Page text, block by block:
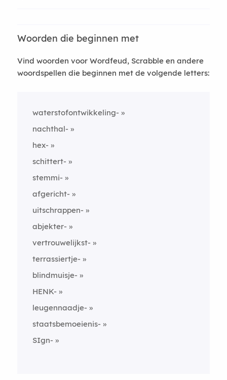
Woorden die beginnen met
Vind woorden voor Wordfeud, Scrabble en andere
woordspellen die beginnen met de volgende letters:
waterstofontwikkeling-
nachthal-
hex-
schittert-
stemmi-
afgericht-
uitschrappen-
abjekter-
vertrouwelijkst-
terrassiertje-
blindmuisje-
HENK-
leugennaadje-
staatsbemoeienis-
SIgn-